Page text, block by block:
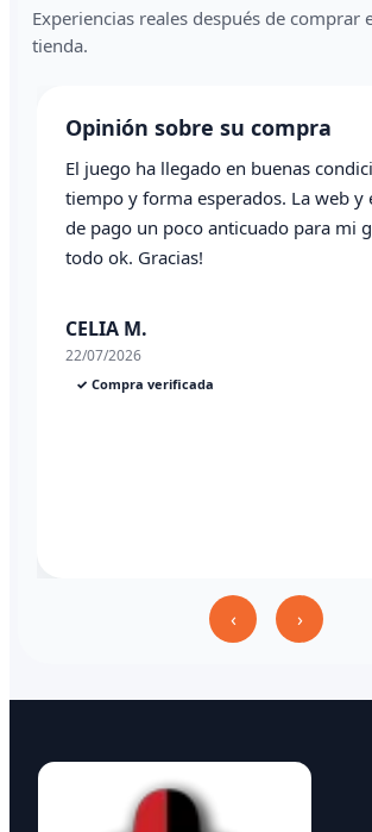
Experiencias reales después de comprar
tienda.
‹
Opinión sobre su compra
El juego ha llegado en buenas
tiempo y forma esperados. La web y
de pago un poco anticuado para mi
todo ok. Gracias!
CELIA M.
22/07/2026
✓ Compra verificada
›